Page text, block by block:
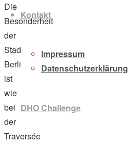
Kontakt
Impressum
Datenschutzerklärung
DHO Challenge
Die
Besonderheit
der
Stadtdurchfahrt
Berlin
ist
wie
bei
der
Traversée